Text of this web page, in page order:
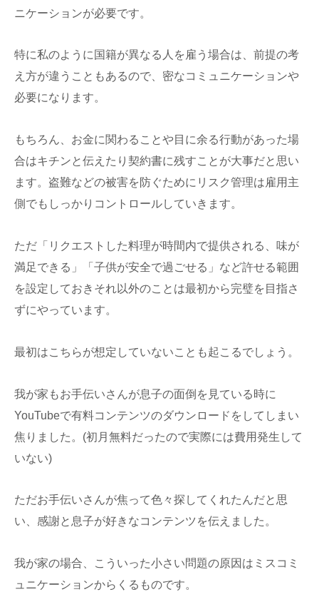
ニケーションが必要です。
特に私のように国籍が異なる人を雇う場合は、前提の考
え方が違うこともあるので、密なコミュニケーションや
必要になります。
もちろん、お金に関わることや目に余る行動があった場
合はキチンと伝えたり契約書に残すことが大事だと思い
ます。盗難などの被害を防ぐためにリスク管理は雇用主
側でもしっかりコントロールしていきます。
ただ「リクエストした料理が時間内で提供される、味が
満足できる」「子供が安全で過ごせる」など許せる範囲
を設定しておきそれ以外のことは最初から完璧を目指さ
ずにやっています。
最初はこちらが想定していないことも起こるでしょう。
我が家もお手伝いさんが息子の面倒を見ている時に
YouTubeで有料コンテンツのダウンロードをしてしまい
焦りました。(初月無料だったので実際には費用発生して
いない)
ただお手伝いさんが焦って色々探してくれたんだと思
い、感謝と息子が好きなコンテンツを伝えました。
我が家の場合、こういった小さい問題の原因はミスコミ
ュニケーションからくるものです。